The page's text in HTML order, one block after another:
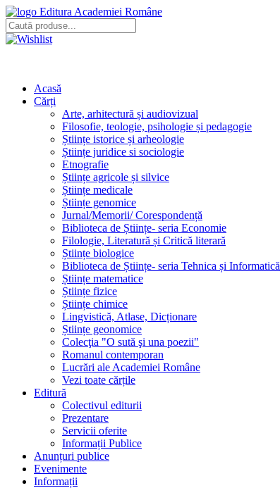
Editura Academiei Române
Acasă
Cărți
Arte, arhitectură și audiovizual
Filosofie, teologie, psihologie și pedagogie
Științe istorice și arheologie
Științe juridice si sociologie
Etnografie
Științe agricole și silvice
Științe medicale
Științe genomice
Jurnal/Memorii/ Corespondență
Biblioteca de Științe- seria Economie
Filologie, Literatură și Critică literară
Științe biologice
Biblioteca de Științe- seria Tehnica și Informatică
Științe matematice
Științe fizice
Științe chimice
Lingvistică, Atlase, Dicționare
Științe geonomice
Colecţia "O sută şi una poezii"
Romanul contemporan
Lucrări ale Academiei Române
Vezi toate cărțile
Editură
Colectivul editurii
Prezentare
Servicii oferite
Informații Publice
Anunțuri publice
Evenimente
Informații